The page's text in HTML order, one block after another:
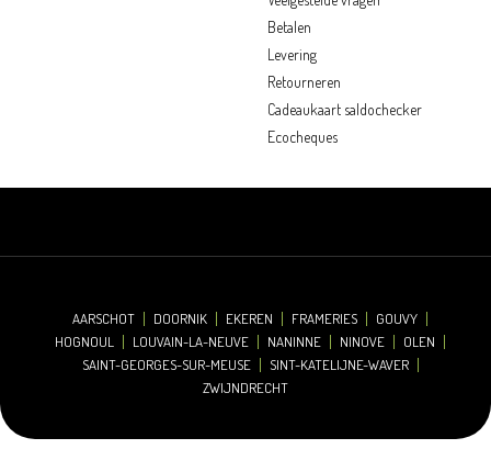
Betalen
Levering
Retourneren
Cadeaukaart saldochecker
Ecocheques
AARSCHOT DOORNIK EKEREN FRAMERIES
GOUVY
HOGNOUL
LOUVAIN-LA-NEUVE NANINNE NINOVE
OLEN
SAINT-GEORGES-SUR-MEUSE
SINT-KATELIJNE-WAVER
ZWIJNDRECHT